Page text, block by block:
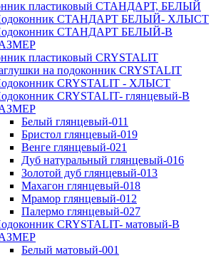
пластиковый СТАНДАРТ, БЕЛЫЙ
СТАНДАРТ БЕЛЫЙ- ХЛЫСТ
СТАНДАРТ БЕЛЫЙ-В
пластиковый CRYSTALIT
на подоконник CRYSTALIT
CRYSTALIT - ХЛЫСТ
CRYSTALIT- глянцевый-В
Белый глянцевый-011
Бристол глянцевый-019
Венге глянцевый-021
Дуб натуральный глянцевый-016
Золотой дуб глянцевый-013
Махагон глянцевый-018
Мрамор глянцевый-012
Палермо глянцевый-027
CRYSTALIT- матовый-В
Белый матовый-001